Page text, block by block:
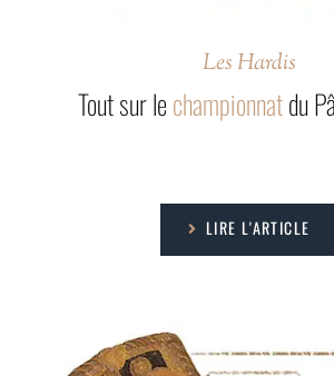
Les Hardis
Tout sur lechampionnatdu
LIRE L'ARTICLE